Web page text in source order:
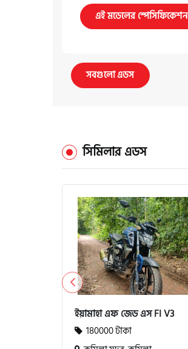
এই মডেলের স্পেসিফিকেশন
সবগুলো এডস
সিমিলার এডস
ইয়ামাহা এফ জেড এস FI V3
180000 টাকা